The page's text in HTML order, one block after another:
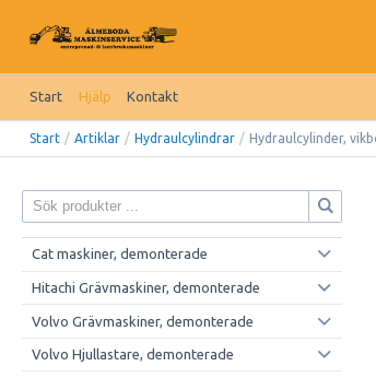
Start Hjälp Kontakt
Start / Artiklar / Hydraulcylindrar / Hydraulcylinder,
Cat maskiner, demonterade
Hitachi Grävmaskiner, demonterade
Volvo Grävmaskiner, demonterade
Volvo Hjullastare, demonterade